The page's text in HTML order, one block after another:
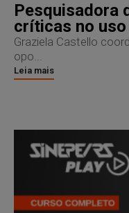
Pesquisadora
críticas no uso
Graziela Castello
opo...
Leia mais